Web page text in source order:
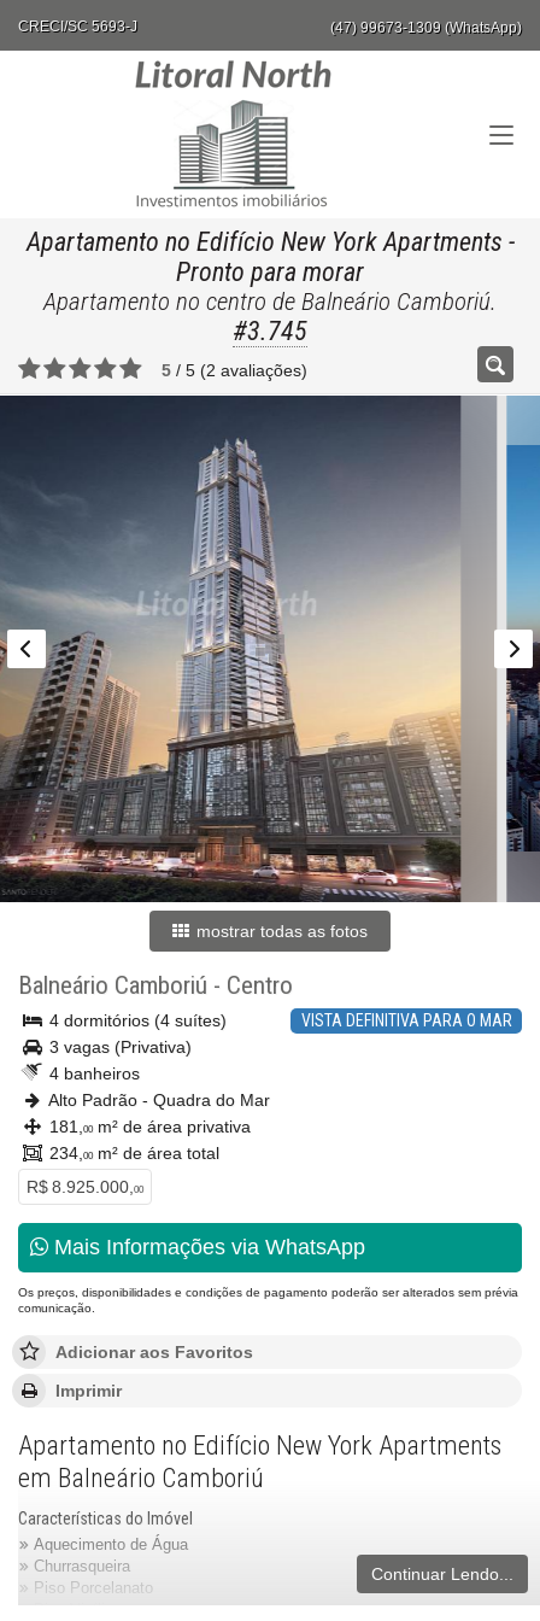
CRECI/SC 5693-J (47) 99673-1309 (WhatsApp)
Apartamento no Edifício New York Apartments -
Pronto para morar
Apartamento no centro de Balneário Camboriú.
#3.745
5 / 5 (2 avaliações)
mostrar todas as fotos
Balneário Camboriú - Centro
VISTA DEFINITIVA PARA O MAR
4 dormitórios (4 suítes)
3 vagas (Privativa)
4 banheiros
Alto Padrão - Quadra do Mar
181,
00m² de área privativa
234, 00m² de área total
R$ 8.925.000, 00
Mais Informações via WhatsApp
Os preços, disponibilidades e condições de pagamento poderão ser alterados sem prévia
comunicação.
Adicionar aos Favoritos
Imprimir
Apartamento no Edifício New York Apartments
em Balneário Camboriú
Características do Imóvel
Aquecimento de Água
Churrasqueira
Piso Porcelanato
Piso Vinílico
Continuar Lendo...